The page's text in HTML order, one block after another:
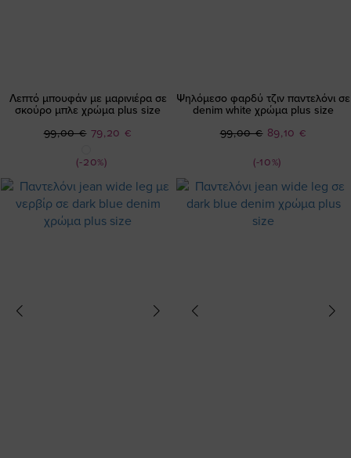
Λεπτό μπουφάν με μαρινιέρα σε
σκούρο μπλε χρώμα plus size
(-20%)
Ειδική
79,20 €
99,00 €
Ψηλόμεσο φαρδύ τζιν παντελόνι σε
denim white χρώμα plus size
(-10%)
Ειδική
89,10 €
99,00 €